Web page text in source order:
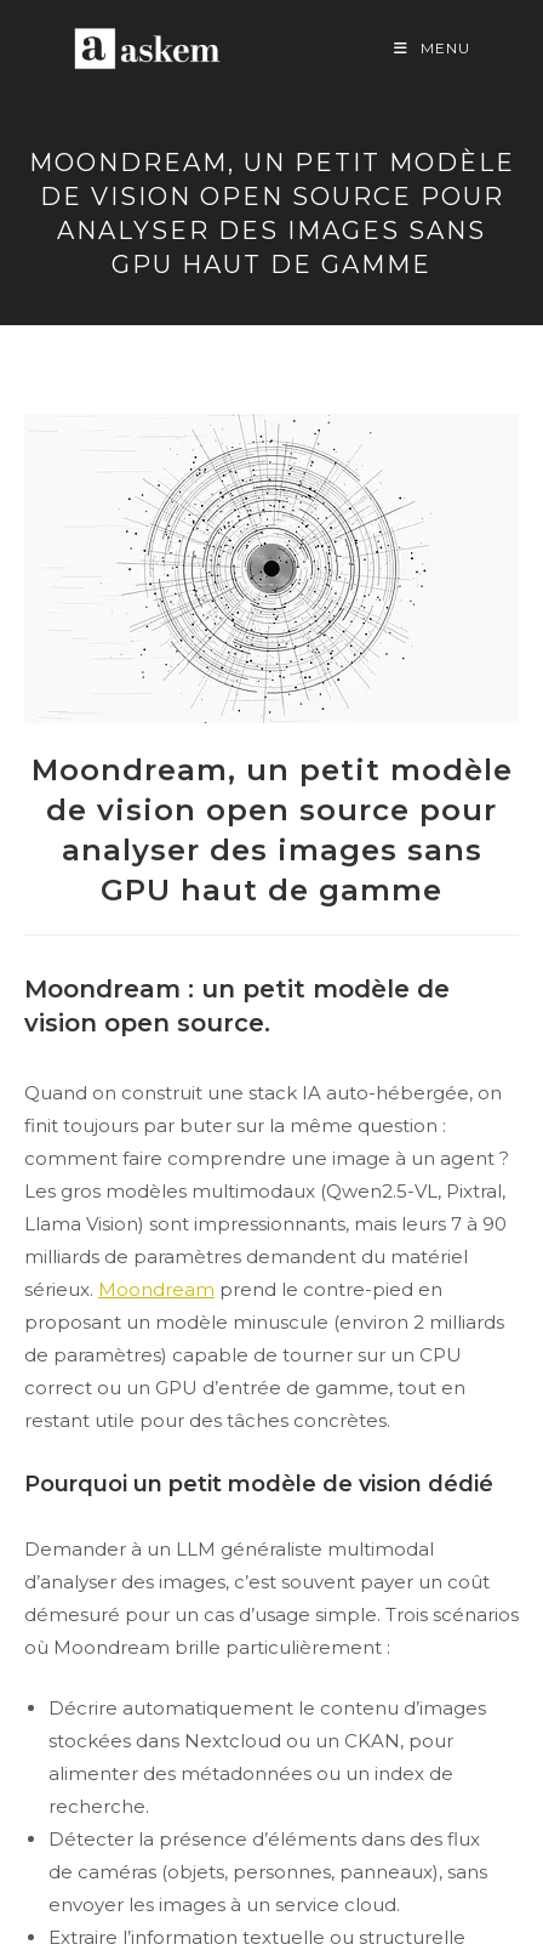
MENU
MOONDREAM, UN PETIT MODÈLE
DE VISION OPEN SOURCE POUR
ANALYSER DES IMAGES SANS
GPU HAUT DE GAMME
Moondream, un petit modèle
de vision open source pour
analyser des images sans
GPU haut de gamme
Moondream : un petit modèle de
vision open source.
Quand on construit une stack IA auto-hébergée, on
finit toujours par buter sur la même question :
comment faire comprendre une image à un agent ?
Les gros modèles multimodaux (Qwen2.5-VL, Pixtral,
Llama Vision) sont impressionnants, mais leurs 7 à 90
milliards de paramètres demandent du matériel
sérieux. Moondream prend le contre-pied en
proposant un modèle minuscule (environ 2 milliards
de paramètres) capable de tourner sur un CPU
correct ou un GPU d’entrée de gamme, tout en
restant utile pour des tâches concrètes.
Pourquoi un petit modèle de vision dédié
Demander à un LLM généraliste multimodal
d’analyser des images, c’est souvent payer un coût
démesuré pour un cas d’usage simple. Trois scénarios
où Moondream brille particulièrement :
Décrire automatiquement le contenu d’images
stockées dans Nextcloud ou un CKAN, pour
alimenter des métadonnées ou un index de
recherche.
Détecter la présence d’éléments dans des flux
de caméras (objets, personnes, panneaux), sans
envoyer les images à un service cloud.
Extraire l’information textuelle ou structurelle